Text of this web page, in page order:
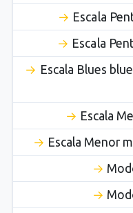
Escala
Escala
Escala Blues
Escala
Escala Menor